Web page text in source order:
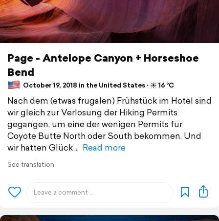
Page - Antelope Canyon + Horseshoe
Bend
October 19, 2018 in the United States ⋅ ☀️ 16 °C
Nach dem (etwas frugalen) Frühstück im Hotel sind
wir gleich zur Verlosung der Hiking Permits
gegangen, um eine der wenigen Permits für
Coyote Butte North oder South bekommen. Und
wir hatten Glück
Read more
See translation